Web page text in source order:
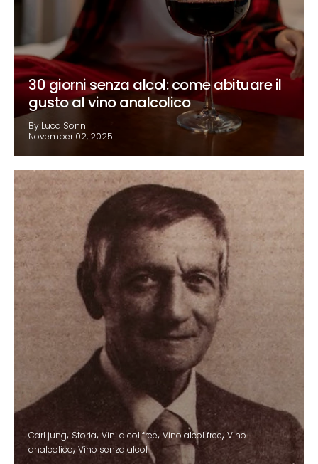
30 giorni senza alcol: come abituare il
gusto al vino analcolico
By Luca Sonn
November 02, 2025
Carl jung Storia Vini alcol free Vino alcol free Vino
analcolico Vino senza alcol